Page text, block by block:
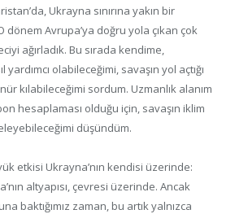
Ukrayna sınırına yakın bir
dönem Avrupa’ya doğru yola çıkan çok
ağırladık. Bu sırada kendime,
yardımcı olabileceğimi, savaşın yol açtığı
kılabileceğimi sordum. Uzmanlık alanım
hesaplaması olduğu için, savaşın iklim
düşündüm.
etkisi Ukrayna’nın kendisi üzerinde:
altyapısı, çevresi üzerinde. Ancak
baktığımız zaman, bu artık yalnızca